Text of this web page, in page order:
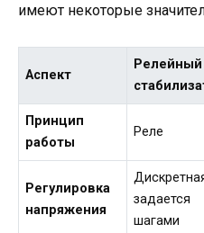
имеют некоторые
Аспект
Релейный
Принцип
работы
Реле
Регулировка
напряжения
задается
шагами